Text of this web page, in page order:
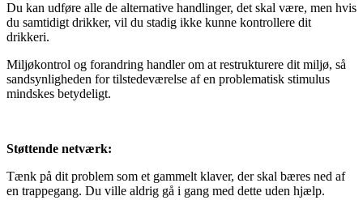
Du kan udføre alle de alternative handlinger, det skal være, men hvis
du samtidigt drikker, vil du stadig ikke kunne kontrollere dit
drikkeri.
Miljøkontrol og forandring handler om at restrukturere dit miljø, så
sandsynligheden for tilstedeværelse af en problematisk stimulus
mindskes betydeligt.
Støttende netværk:
Tænk på dit problem som et gammelt klaver, der skal bæres ned af
en trappegang. Du ville aldrig gå i gang med dette uden hjælp.